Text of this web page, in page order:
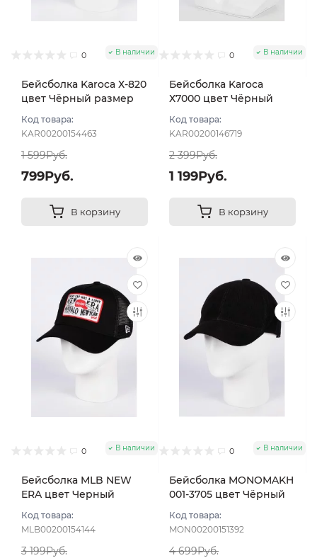
0 В наличии
Бейсболка Karoca Х-820
цвет Чёрный размер
Код товара:
KAR00200154463
1 599Руб.
799Руб.
В корзину
0 В наличии
Бейсболка Karoca
Х7000 цвет Чёрный
Код товара:
KAR00200146719
2 399Руб.
1 199Руб.
В корзину
0 В наличии
Бейсболка MLB NEW
ERA цвет Черный
Код товара:
MLB00200154144
3 199Руб.
0 В наличии
Бейсболка MONOMAKH
001-3705 цвет Чёрный
Код товара:
MON00200151392
4 699Руб.